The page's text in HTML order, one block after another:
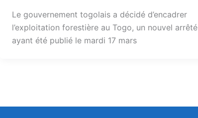
Le gouvernement togolais a décidé d’encadrer
l’exploitation forestière au Togo, un nouvel arrêté
ayant été publié le mardi 17 mars